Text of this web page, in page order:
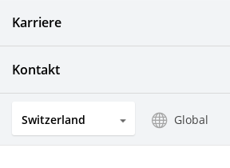
Photovoltaiksysteme
Küchenprodukte
Karriere
Kontakt
Switzerland Global